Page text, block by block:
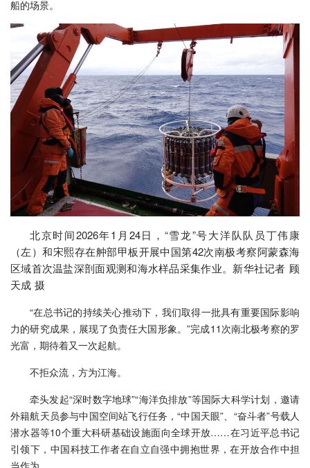
船的场景。
北京时间2026年1月24日，“雪龙”号大洋队队员丁伟康
（左）和宋熙存在舯部甲板开展中国第42次南极考察阿蒙森海
区域首次温盐深剖面观测和海水样品采集作业。新华社记者 顾
天成 摄
“在总书记的持续关心推动下，我们取得一批具有重要国际影响
力的研究成果，展现了负责任大国形象。”完成11次南北极考察的罗
光富，期待着又一次起航。
不拒众流，方为江海。
牵头发起“深时数字地球”“海洋负排放”等国际大科学计划，邀请
外籍航天员参与中国空间站飞行任务，“中国天眼”、“奋斗者”号载人
潜水器等10个重大科研基础设施面向全球开放……在习近平总书记
引领下，中国科技工作者在自立自强中拥抱世界，在开放合作中担